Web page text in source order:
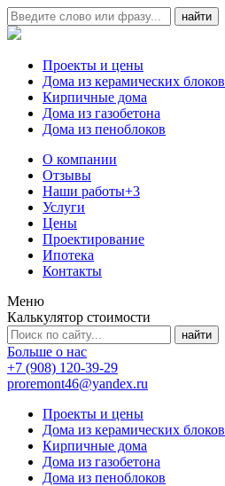
Проекты и цены
Дома из керамических блоков
Кирпичные дома
Дома из газобетона
Дома из пеноблоков
О компании
Отзывы
Наши работы+3
Услуги
Цены
Проектирование
Ипотека
Контакты
Меню
Калькулятор стоимости
Больше о нас
+7 (908) 120-39-29
proremont46@yandex.ru
Проекты и цены
Дома из керамических блоков
Кирпичные дома
Дома из газобетона
Дома из пеноблоков